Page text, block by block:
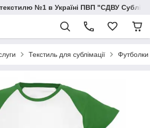
№1 в Україні ПВП "СДВУ
Текстиль для сублімації Футболки